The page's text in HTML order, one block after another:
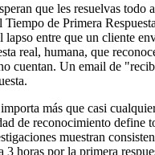
que les resuelvas todo
Tiempo de Primera
lapso entre que un cliente
real, humana, que
cuentan. Un email de
más que casi
de reconocimiento define
muestran
3 horas por la primera